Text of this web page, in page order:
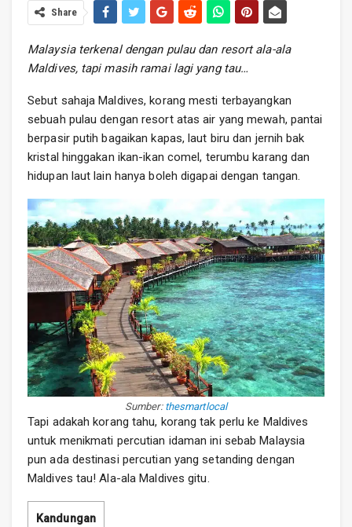
Share
Malaysia terkenal dengan pulau dan resort ala-ala
Maldives, tapi masih ramai lagi yang tau…
Sebut sahaja Maldives, korang mesti terbayangkan
sebuah pulau dengan resort atas air yang mewah, pantai
berpasir putih bagaikan kapas, laut biru dan jernih bak
kristal hinggakan ikan-ikan comel, terumbu karang dan
hidupan laut lain hanya boleh digapai dengan tangan.
Sumber: thesmartlocal
Tapi adakah korang tahu, korang tak perlu ke Maldives
untuk menikmati percutian idaman ini sebab Malaysia
pun ada destinasi percutian yang setanding dengan
Maldives tau! Ala-ala Maldives gitu.
Kandungan